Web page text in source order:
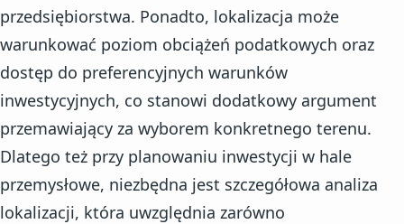
przedsiębiorstwa. Ponadto, lokalizacja może
warunkować poziom obciążeń podatkowych oraz
dostęp do preferencyjnych warunków
inwestycyjnych, co stanowi dodatkowy argument
przemawiający za wyborem konkretnego terenu.
Dlatego też przy planowaniu inwestycji w hale
przemysłowe, niezbędna jest szczegółowa analiza
lokalizacji, która uwzględnia zarówno